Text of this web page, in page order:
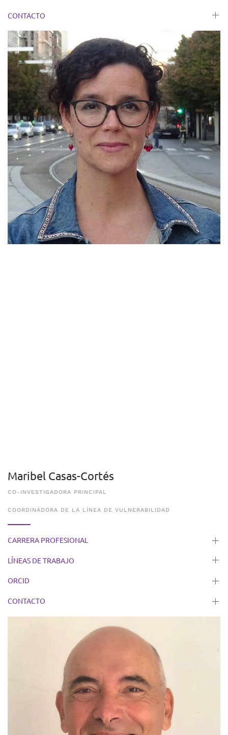
CONTACTO
Maribel Casas-Cortés
CO-INVESTIGADORA PRINCIPAL
COORDINADORA DE LA LÍNEA DE VULNERABILIDAD
CARRERA PROFESIONAL
LÍNEAS DE TRABAJO
ORCID
CONTACTO